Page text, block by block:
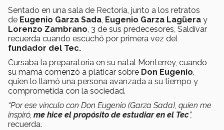
Sentado en una sala de Rectoría, junto a los retratos
de Eugenio Garza Sada, Eugenio Garza Lagüera y
Lorenzo Zambrano, 3 de sus predecesores, Saldívar
recuerda cuando escuchó por primera vez del
fundador del Tec.
Cursaba la preparatoria en su natal Monterrey, cuando
su mamá comenzó a platicar sobre Don Eugenio,
quien lo llamó una persona avanzada a su tiempo y
comprometida con la sociedad.
“Por ese vínculo con Don Eugenio (Garza Sada), quien me
inspiró, me hice el propósito de estudiar en el Tec”,
recuerda.